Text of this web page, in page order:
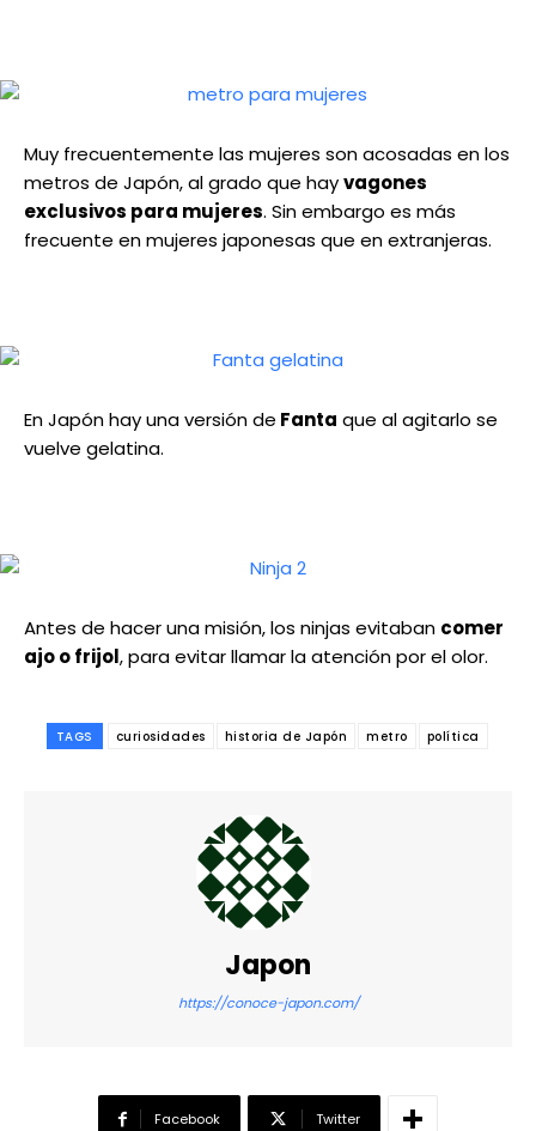
Muy frecuentemente las mujeres son acosadas en los
metros de Japón, al grado que hayvagones
exclusivos para mujeres. Sin embargo es más
frecuente en mujeres japonesas que en extranjeras.
En Japón hay una versión de Fanta que al agitarlo se
vuelve gelatina.
Antes de hacer una misión, los ninjas evitaban comer
ajo o frijol, para evitar llamar la atención por el olor.
TAGS curiosidades historia de Japón metro política
Japon
https://conoce-japon.com/
Facebook Twitter